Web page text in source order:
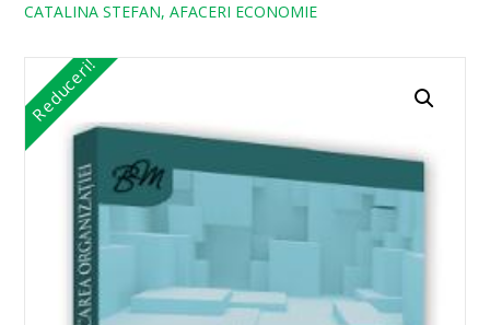
CATALINA STEFAN, AFACERI ECONOMIE
Reduceri!